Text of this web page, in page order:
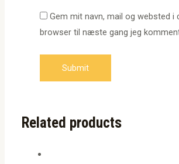
Gem mit navn, mail og websted i
browser til næste gang jeg
Related products